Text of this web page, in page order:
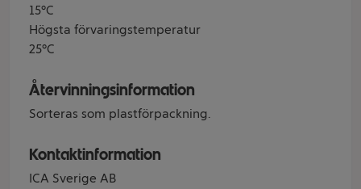
15°C
Högsta förvaringstemperatur
25°C
Återvinningsinformation
Sorteras som plastförpackning.
Kontaktinformation
ICA Sverige AB